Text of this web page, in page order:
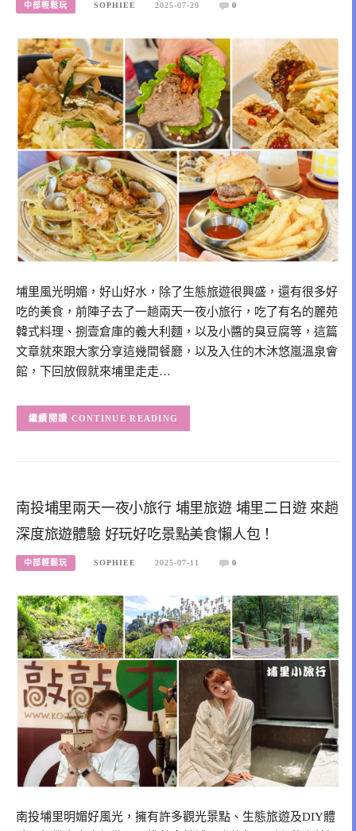
中部輕鬆玩 SOPHIEE 2025-07-29 0
埔里風光明媚，好山好水，除了生態旅遊很興盛，還有很多好
吃的美食，前陣子去了一趟兩天一夜小旅行，吃了有名的麗苑
韓式料理、捌壹倉庫的義大利麵，以及小醬的臭豆腐等，這篇
文章就來跟大家分享這幾間餐廳，以及入住的木沐悠嵐溫泉會
館，下回放假就來埔里走走…
CONTINUE READING
南投埔里兩天一夜小旅行 埔里旅遊 埔里二日遊 來趟
深度旅遊體驗 好玩好吃景點美食懶人包！
中部輕鬆玩 SOPHIEE 2025-07-11 0
南投埔里明媚好風光，擁有許多觀光景點、生態旅遊及DIY體